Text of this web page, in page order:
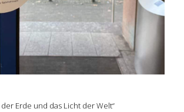
der Erde und das Licht der Welt“